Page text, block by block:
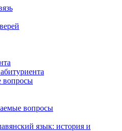
вопросы
вопросы
язык: история и